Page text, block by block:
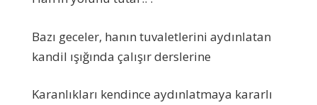
Bazı geceler, hanın tuvaletlerini aydınlatan
kandil ışığında çalışır derslerine
Karanlıkları kendince aydınlatmaya kararlı